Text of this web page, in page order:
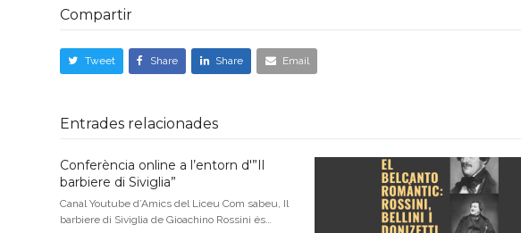
Compartir
Tweet Share Share Email
Entrades relacionades
Conferència online a l’entorn d'”Il
barbiere di Siviglia”
Canal Youtube d’Amics del Liceu Com sabeu, Il
barbiere di Siviglia de Gioachino Rossini és…